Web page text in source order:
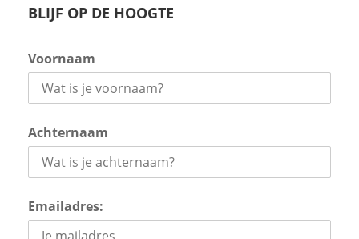
BLIJF OP DE HOOGTE
Voornaam
Achternaam
Emailadres: